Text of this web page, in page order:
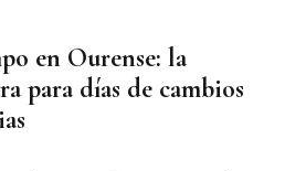
en Ourense: la
para días de cambios